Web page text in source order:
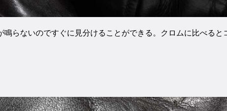
らないのですぐに見分けることができる。クロムに比べると